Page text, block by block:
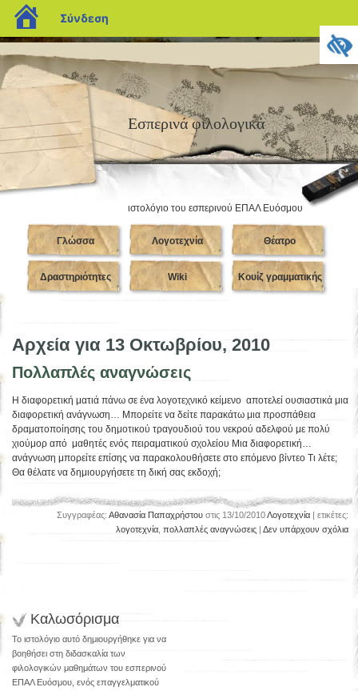
blogs.sch.gr
Σύνδεση
Εσπερινά φιλολογικά
ιστολόγιο του εσπερινού ΕΠΑΛ Ευόσμου
Γλώσσα Λογοτεχνία Θέατρο
Δραστηριότητες Wiki Κουίζ γραμματικής
Αρχεία για 13 Οκτωβρίου, 2010
Πολλαπλές αναγνώσεις
Η διαφορετική ματιά πάνω σε ένα λογοτεχνικό κείμενο αποτελεί ουσιαστικά μια
διαφορετική ανάγνωση… Μπορείτε να δείτε παρακάτω μια προσπάθεια
δραματοποίησης του δημοτικού τραγουδιού του νεκρού αδελφού με πολύ
χιούμορ από μαθητές ενός πειραματικού σχολείου Μια διαφορετική…
ανάγνωση μπορείτε επίσης να παρακολουθήσετε στο επόμενο βίντεο Τι λέτε;
Θα θέλατε να δημιουργήσετε τη δική σας εκδοχή;
Συγγραφέας: Αθανασία Παπαχρήστουστις 13/10/2010Λογοτεχνία| ετικέτες:
λογοτεχνία, πολλαπλές αναγνώσεις| Δεν υπάρχουν σχόλια
Καλωσόρισμα
Το ιστολόγιο αυτό δημιουργήθηκε για να
βοηθήσει στη διδασκαλία των
φιλολογικών μαθημάτων του εσπερινού
ΕΠΑΛ Ευόσμου, ενός επαγγελματικού